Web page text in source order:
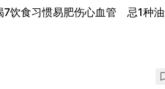
7饮食习惯易肥伤心血管 忌1种